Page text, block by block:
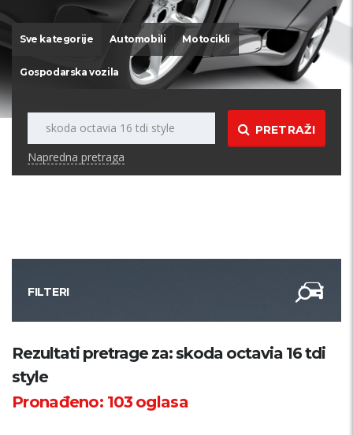
Sve kategorije Automobili Motocikli
Gospodarska vozila
PRETRAŽI
Napredna pretraga
FILTERI
Kategorija
Županija
Rezultati pretrage za: skoda octavia 16 tdi
style
Pronađeno: 103oglasa